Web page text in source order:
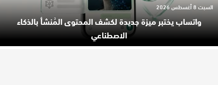
واتساب يختبر ميزة جديدة لكشف المحتوى المُنشأ بالذكاء
الاصطناعي
السبت 8 أغسطس 2026